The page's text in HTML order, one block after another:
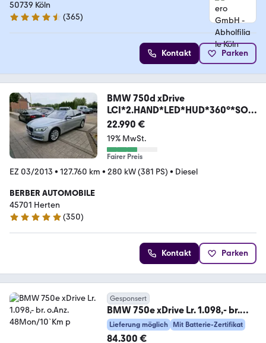
50739 Köln
4.6 Sterne
(365)
Kontakt Parken
BMW 750d xDrive
LCI*2.HAND*LED*HUD*360°*SOF
T*AHK*ACC
22.990 €
19% MwSt.
Fairer Preis
EZ 03/2013 • 127.760 km • 280 kW (381 PS) • Diesel
BERBER AUTOMOBILE
45701 Herten
4.9 Sterne
(350)
Kontakt Parken
Gesponsert
BMW 750e xDrive Lr. 1.098,- br.
o.Anz. 48Mon/10`Km p
Lieferung möglich Mit Batterie-Zertifikat
84.300 €